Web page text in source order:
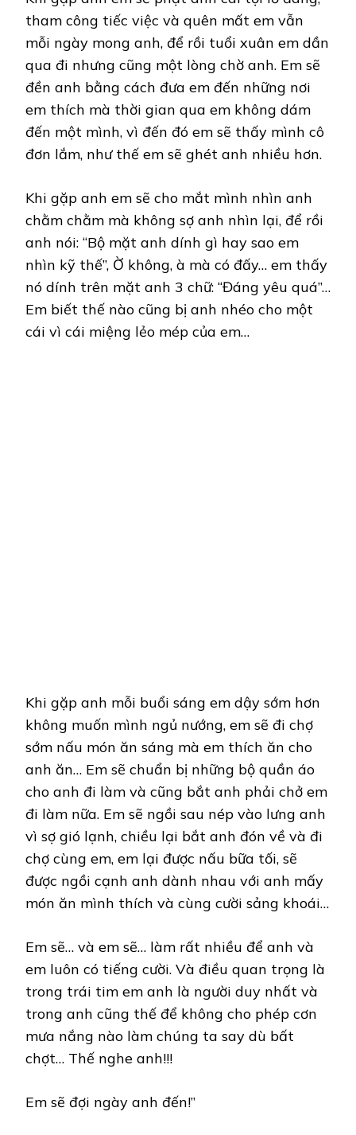
tham công tiếc việc và quên mất em vẫn
mỗi ngày mong anh, để rồi tuổi xuân em dần
qua đi nhưng cũng một lòng chờ anh. Em sẽ
đền anh bằng cách đưa em đến những nơi
em thích mà thời gian qua em không dám
đến một mình, vì đến đó em sẽ thấy mình cô
đơn lắm, như thế em sẽ ghét anh nhiều hơn.
Khi gặp anh em sẽ cho mắt mình nhìn anh
chằm chằm mà không sợ anh nhìn lại, để rồi
anh nói: “Bộ mặt anh dính gì hay sao em
nhìn kỹ thế”, Ờ không, à mà có đấy… em thấy
nó dính trên mặt anh 3 chữ: “Đáng yêu quá”…
Em biết thế nào cũng bị anh nhéo cho một
cái vì cái miệng lẻo mép của em…
Khi gặp anh mỗi buổi sáng em dậy sớm hơn
không muốn mình ngủ nướng, em sẽ đi chợ
sớm nấu món ăn sáng mà em thích ăn cho
anh ăn… Em sẽ chuẩn bị những bộ quần áo
cho anh đi làm và cũng bắt anh phải chở em
đi làm nữa. Em sẽ ngồi sau nép vào lưng anh
vì sợ gió lạnh, chiều lại bắt anh đón về và đi
chợ cùng em, em lại được nấu bữa tối, sẽ
được ngồi cạnh anh dành nhau với anh mấy
món ăn mình thích và cùng cười sảng khoái…
Em sẽ… và em sẽ… làm rất nhiều để anh và
em luôn có tiếng cười. Và điều quan trọng là
trong trái tim em anh là người duy nhất và
trong anh cũng thế để không cho phép cơn
mưa nắng nào làm chúng ta say dù bất
chợt… Thế nghe anh!!!
Em sẽ đợi ngày anh đến!”